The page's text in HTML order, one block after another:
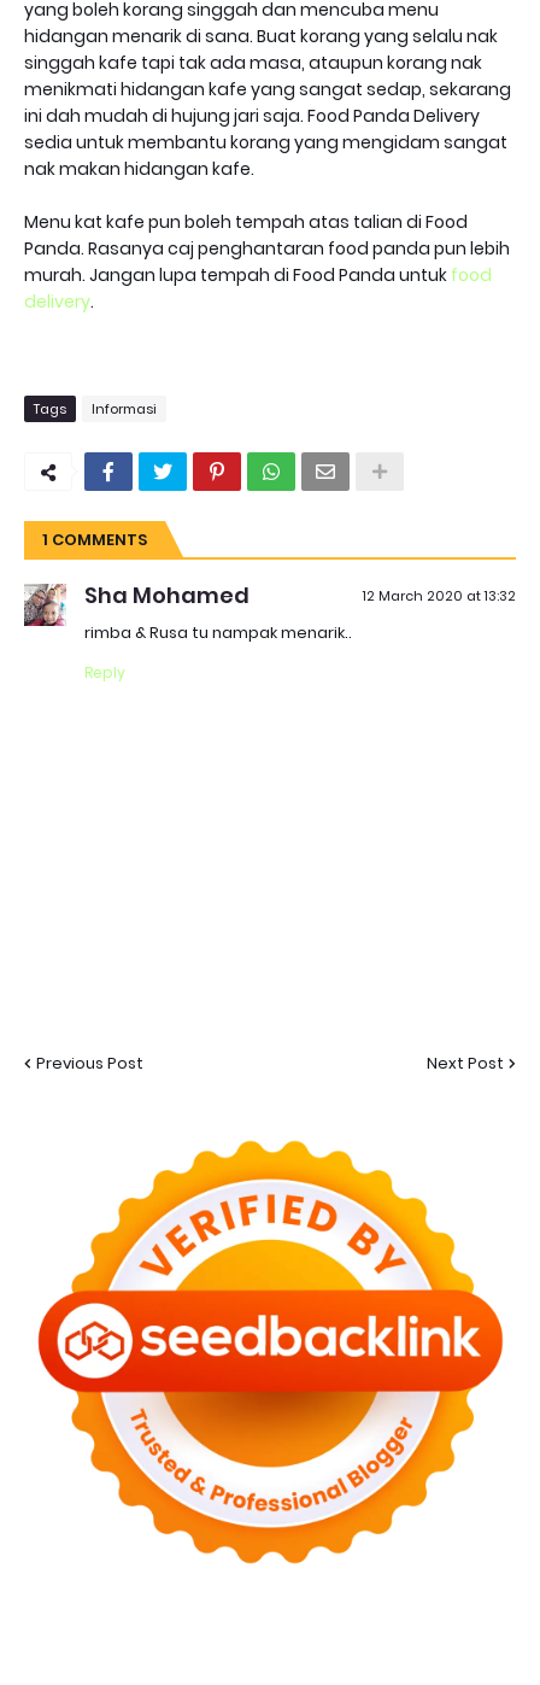
yang boleh korang singgah dan mencuba menu
hidangan menarik di sana. Buat korang yang selalu nak
singgah kafe tapi tak ada masa, ataupun korang nak
menikmati hidangan kafe yang sangat sedap, sekarang
ini dah mudah di hujung jari saja. Food Panda Delivery
sedia untuk membantu korang yang mengidam sangat
nak makan hidangan kafe.
Menu kat kafe pun boleh tempah atas talian di Food
Panda. Rasanya caj penghantaran food panda pun lebih
murah. Jangan lupa tempah di Food Panda untuk food
delivery.
Tags Informasi
1 COMMENTS
Sha Mohamed 12 March 2020 at 13:32
rimba & Rusa tu nampak menarik..
Reply
Previous Post Next Post